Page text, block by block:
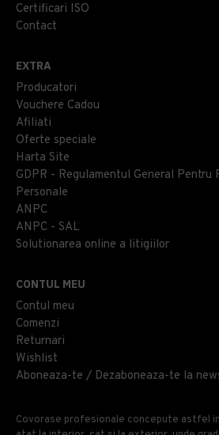
Certificari ISO
Contact
EXTRA
Producatori
Vouchere Cadou
Afiliati
Oferte speciale
Harta Site
GDPR - Regulamentul General
Personale
ANPC
ANPC - SAL
Solutionarea online a litigiilor
CONTUL MEU
Contul meu
Comenzi
Returnari
Wishlist
Aboneaza-te / Dezaboneaza-te la
Covorase profesionale concepute astfel